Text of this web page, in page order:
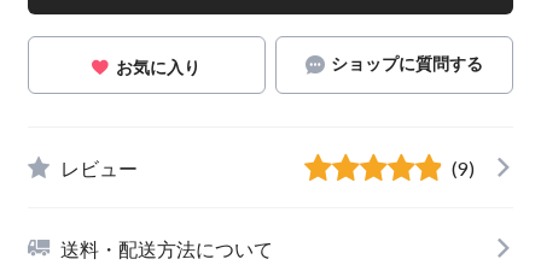
お気に入り ショップに質問する
レビュー (9)
送料・配送方法について